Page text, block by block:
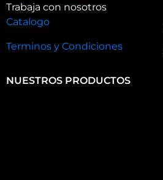
Trabaja con nosotros
Catalogo
Terminos y Condiciones
NUESTROS PRODUCTOS